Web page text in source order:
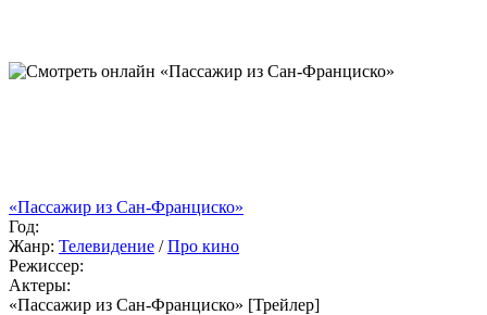
«Пассажир из Сан-Франциско»
Год:
Жанр: Телевидение /Про кино
Режиссер:
Актеры:
«Пассажир из Сан-Франциско» [Трейлер]